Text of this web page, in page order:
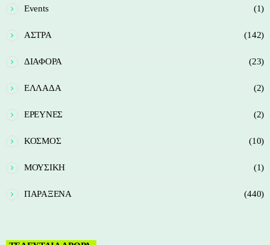
Events (1)
ΑΣΤΡΑ (142)
ΔΙΑΦΟΡΑ (23)
ΕΛΛΑΔΑ (2)
ΕΡΕΥΝΕΣ (2)
ΚΟΣΜΟΣ (10)
ΜΟΥΣΙΚΗ (1)
ΠΑΡΑΞΕΝΑ (440)